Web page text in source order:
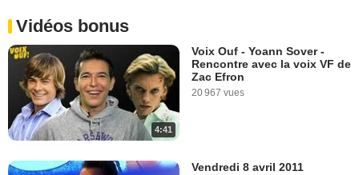
Vidéos bonus
4:41
Voix Ouf - Yoann Sover -
Rencontre avec la voix VF de
Zac Efron
20 967 vues
Vendredi 8 avril 2011